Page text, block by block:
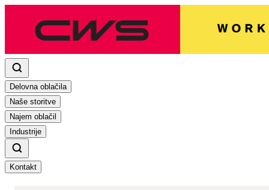
Delovna oblačila
Naše storitve
Najem oblačil
Industrije
Kontakt